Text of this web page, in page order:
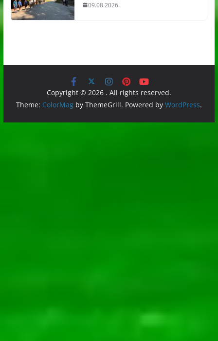
09.08.2026.
Copyright © 2026 . All rights reserved.
Theme: ColorMagby ThemeGrill. Powered by WordPress.